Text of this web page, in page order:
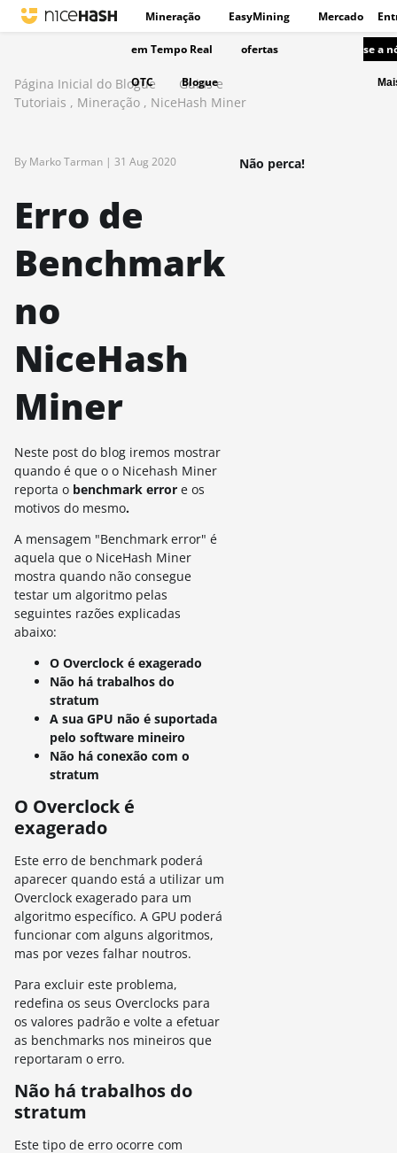
Mineração EasyMining Mercado
em Tempo Real ofertas
OTC Blogue
se a
Página Inicial do Blogue
Guias e
Tutoriais , Mineração , NiceHash Miner
By Marko Tarman | 31 Aug 2020
Erro de
Benchmark
no
NiceHash
Miner
Neste post do blog iremos mostrar
quando é que o o Nicehash Miner
reporta o benchmark error e os
motivos do mesmo.
A mensagem "Benchmark error" é
aquela que o NiceHash Miner
mostra quando não consegue
testar um algoritmo pelas
seguintes razões explicadas
abaixo:
O Overclock é exagerado
Não há trabalhos do
stratum
A sua GPU não é suportada
pelo software mineiro
Não há conexão com o
stratum
O Overclock é
exagerado
Este erro de benchmark poderá
aparecer quando está a utilizar um
Overclock exagerado para um
algoritmo específico. A GPU poderá
funcionar com alguns algoritmos,
mas por vezes falhar noutros.
Para excluir este problema,
redefina os seus Overclocks para
os valores padrão e volte a efetuar
as benchmarks nos mineiros que
reportaram o erro.
Não há trabalhos do
stratum
Este tipo de erro ocorre com
Não perca!